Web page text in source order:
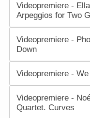
Videopremiere -
Arpeggios for Two
Videopremiere -
Down
Videopremiere -
Videopremiere -
Quartet. Curves